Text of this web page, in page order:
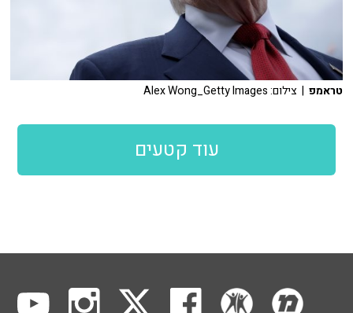
טראמפ | צילום: Alex Wong_Getty Images
עוד קטעים